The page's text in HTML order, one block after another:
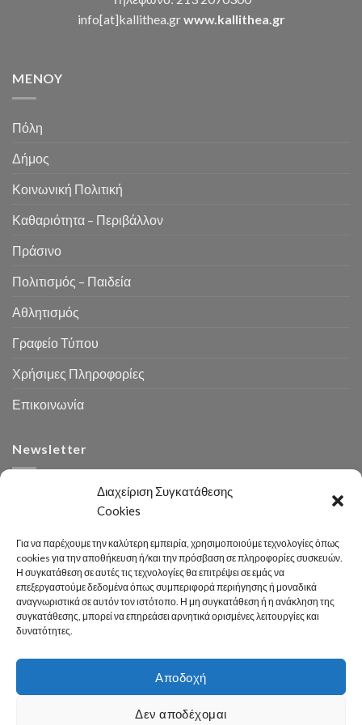
Διαχείριση Συγκατάθεσης
Cookies
Για να παρέχουμε την καλύτερη εμπειρία, χρησιμοποιούμε τεχνολογίες όπως
cookies για την αποθήκευση ή/και την πρόσβαση σε πληροφορίες συσκευών.
Η συγκατάθεση σε αυτές τις τεχνολογίες θα επιτρέψει σε εμάς να
επεξεργαστούμε δεδομένα όπως συμπεριφορά περιήγησης ή μοναδικά
αναγνωριστικά σε αυτόν τον ιστότοπο. Η μη συγκατάθεση ή η ανάκληση της
συγκατάθεσης, μπορεί να επηρεάσει αρνητικά ορισμένες λειτουργίες και
δυνατότητες.
Αποδοχή
Δεν αποδέχομαι
info[at]kallithea.grwww.kallithea.gr
MENOY
Πόλη
Δήμος
Κοινωνική Πολιτική
Καθαριότητα – Περιβάλλον
Πράσινο
Πολιτισμός – Παιδεία
Αθλητισμός
Γραφείο Τύπου
Χρήσιμες Πληροφορίες
Επικοινωνία
Newsletter
Αναζήτηση
Developed 2026 by